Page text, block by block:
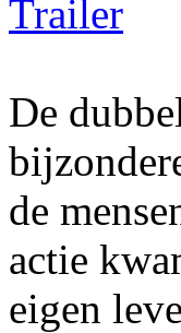
Trailer
De
de
actie
eigen